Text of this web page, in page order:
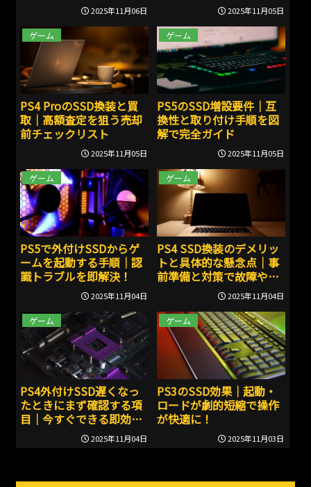
2025年11月06日 2025年11月05日
ゲーム
PS4 ProのSSD換装と買
取｜高額査定を狙う売却
前チェックリスト
2025年11月05日
ゲーム
PS5のSSD増設要件｜互
換性と取り付け手順を図
解で完全ガイド
2025年11月05日
ゲーム
PS5で外付けSSDからゲ
ームを起動する手順｜認
識トラブルを即解決！
2025年11月04日
ゲーム
PS4 SSD換装のデメリッ
トと具体的な懸念点｜事
前準備と対策で故障やデ
ータ消失リスクを最小化
2025年11月04日
ゲーム
PS4外付けSSD遅くなっ
たときにまず確認する項
目｜今すぐできる即効対
策とフォーマット手順！
2025年11月04日
ゲーム
PS3のSSD効果｜起動・
ロードが劇的短縮で操作
が快適に！
2025年11月03日